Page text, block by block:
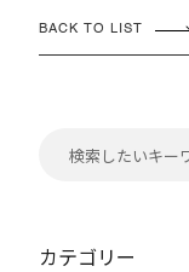
BACK TO LIST
カテゴリー